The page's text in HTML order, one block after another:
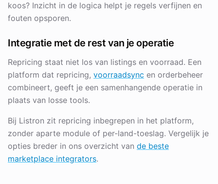
koos? Inzicht in de logica helpt je regels verfijnen en
fouten opsporen.
Integratie met de rest van je operatie
Repricing staat niet los van listings en voorraad. Een
platform dat repricing, voorraadsync en orderbeheer
combineert, geeft je een samenhangende operatie in
plaats van losse tools.
Bij Listron zit repricing inbegrepen in het platform,
zonder aparte module of per-land-toeslag. Vergelijk je
opties breder in ons overzicht van de beste
marketplace integrators.